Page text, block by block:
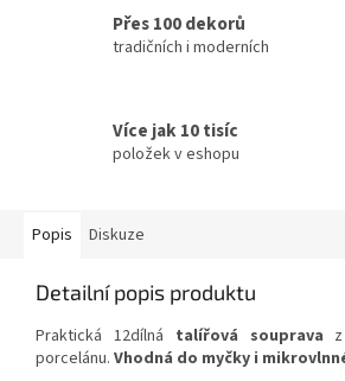
Přes 100 dekorů
tradičních i moderních
Více jak 10 tisíc
položek v eshopu
Popis Diskuze
Detailní popis produktu
Praktická 12dílná talířová souprava
porcelánu. Vhodná do myčky i